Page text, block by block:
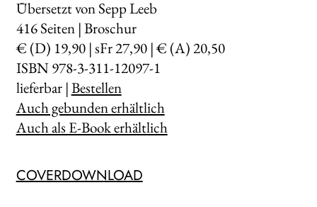
Übersetzt von Sepp Leeb
416Seiten | Broschur
€ (D) 19,90 | sFr 27,90 | € (A) 20,50
ISBN 978-3-311-12097-1
lieferbar |Bestellen
Auch gebunden erhältlich
Auch als E-Book erhältlich
COVERDOWNLOAD